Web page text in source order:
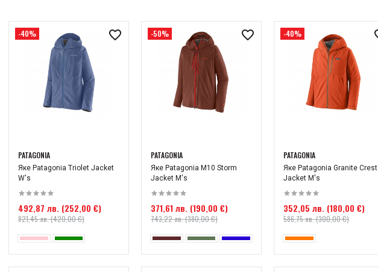
-40%
PATAGONIA
Яке Patagonia Triolet Jacket
W's
492,87 лв. (252,00 €)
821,45 лв. (420,00 €)
-50%
PATAGONIA
Яке Patagonia M10 Storm
Jacket M's
371,61 лв. (190,00 €)
743,22 лв. (380,00 €)
-40%
PATAGONIA
Яке Patagonia Granite Crest
Jacket М's
352,05 лв. (180,00 €)
586,75 лв. (300,00 €)